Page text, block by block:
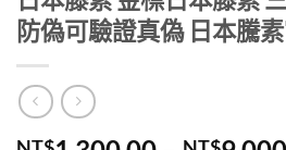
防偽可驗證真偽 日本騰